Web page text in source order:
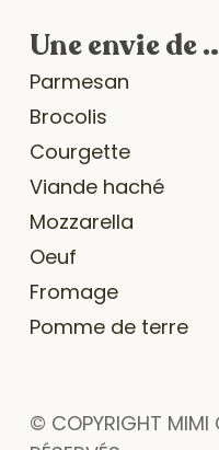
Une envie de
Parmesan
Brocolis
Courgette
Viande haché
Mozzarella
Oeuf
Fromage
Pomme de terre
© COPYRIGHT MIMI